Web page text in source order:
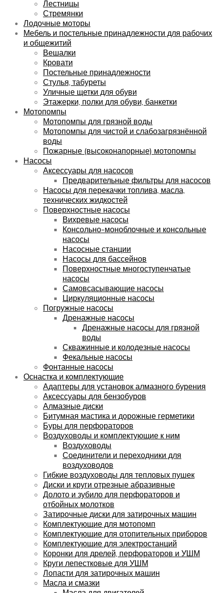
Лестницы
Стремянки
Лодочные моторы
Мебель и постельные принадлежности для рабочих
и общежитий
Вешалки
Кровати
Постельные принадлежности
Стулья, табуреты
Уличные щетки для обуви
Этажерки, полки для обуви, банкетки
Мотопомпы
Мотопомпы для грязной воды
Мотопомпы для чистой и слабозагрязнённой
воды
Пожарные (высоконапорные) мотопомпы
Насосы
Аксессуары для насосов
Предварительные фильтры для насосов
Насосы для перекачки топлива, масла,
технических жидкостей
Поверхностные насосы
Вихревые насосы
Консольно-моноблочные и консольные
насосы
Насосные станции
Насосы для бассейнов
Поверхностные многоступенчатые
насосы
Самовсасывающие насосы
Циркуляционные насосы
Погружные насосы
Дренажные насосы
Дренажные насосы для грязной
воды
Скважинные и колодезные насосы
Фекальные насосы
Фонтанные насосы
Оснастка и комплектующие
Адаптеры для установок алмазного бурения
Аксессуары для бензобуров
Алмазные диски
Битумная мастика и дорожные герметики
Буры для перфораторов
Воздуховоды и комплектующие к ним
Воздуховоды
Соединители и переходники для
воздуховодов
Гибкие воздуховоды для тепловых пушек
Диски и круги отрезные абразивные
Долото и зубило для перфораторов и
отбойных молотков
Затирочные диски для затирочных машин
Комплектующие для мотопомп
Комплектующие для отопительных приборов
Комплектующие для электростанций
Коронки для дрелей, перфораторов и УШМ
Круги лепестковые для УШМ
Лопасти для затирочных машин
Масла и смазки